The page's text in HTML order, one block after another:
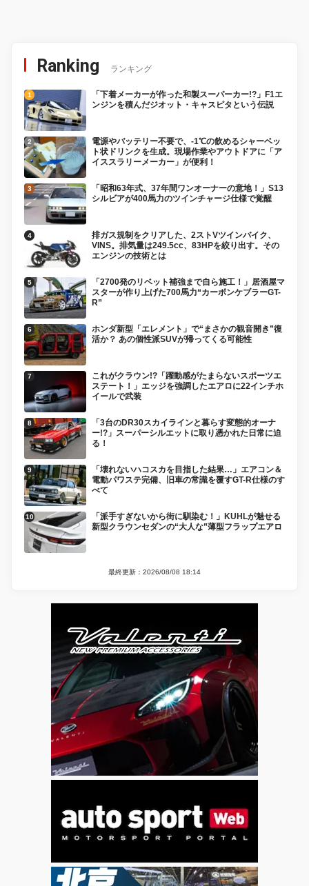
Ranking ランキング
「下着メーカーが作った和製スーパーカー!?」F1エ
ンジンを積んだジオット・キャスピタという伝説
電源やバッテリー不要で、-1℃の飲めるシャーベッ
ト状ドリンクを生成。現場作業やアウトドアに「ア
イススラリーメーカー」が便利！
「昭和63年式、37年間ワンオーナーの意地！」S13
シルビアが400馬力のツインチャージ仕様で覚醒
排ガス規制をクリアした、2ストVツインバイク、
VINS。排気量は249.5cc、83HPを絞り出す。その
エンジンの技術とは
「2700発のリベット補強まで自ら施工！」居酒屋マ
スターが作り上げた700馬力“カーボンケブラーGT-
R”
ホンダ新型「エレメント」で“まさかの観音開き”復
活か？ あの個性派SUVが帰ってくる可能性
これがクラウン!?「躍動感がたまらないスポーツエ
ステート！」エッジを強調したエアロに22インチホ
イールで武装
「3台のDR30スカイラインと暮らす変態的オーナ
ー!?」スーパーシルエットに取り憑かれた日常に迫
る！
「壊れないハコスカを目指した結果…」エアコン＆
電動パワステ完備、旧車の常識を覆すGT-R仕様のす
べて
「派手すぎないから街に馴染む！」KUHLが魅せる
新型クラウンセダンの“大人な”薄型フラップエアロ
最終更新：2026/08/08 18:14